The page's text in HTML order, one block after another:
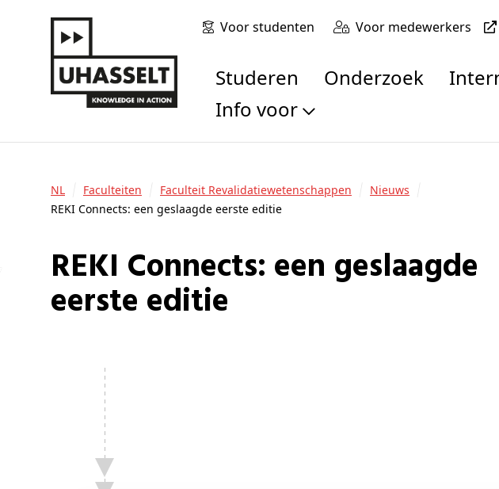
Voor studenten Voor medewerkers
Studeren Onderzoek
Info voor
Toekomstige studenten
Onderzoekers
Alumni
Scholen en leerkrachten
NL Faculteiten Faculteit Revalidatiewetenschappen
Nieuws
REKI Connects: een geslaagde eerste editie
REKI Connects: een geslaagde
eerste editie